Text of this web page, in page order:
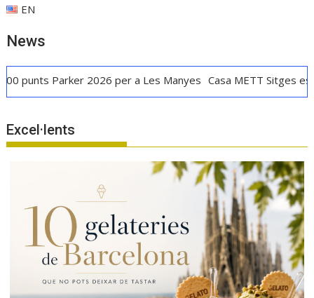
EN
News
2026 per a Les Manyes Casa METT Sitges estrena
Excel·lents